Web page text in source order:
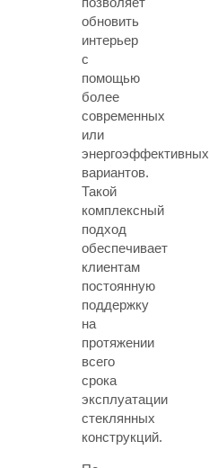
обновить
интерьер
с
помощью
более
современных
или
энергоэффективных
вариантов.
Такой
комплексный
подход
обеспечивает
клиентам
постоянную
поддержку
на
протяжении
всего
срока
эксплуатации
стеклянных
конструкций.